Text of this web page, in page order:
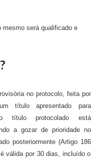
será qualificado e
no protocolo, feita por
título apresentado para
título protocolado está
a gozar de prioridade no
posteriormente (Artigo 186
válida por 30 dias, incluído o